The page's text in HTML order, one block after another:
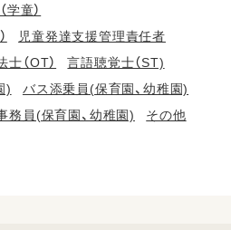
童）
児童発達支援管理責任者
（OT）
言語聴覚士（ST)
)
バス添乗員(保育園、幼稚園)
務員(保育園、幼稚園) その他